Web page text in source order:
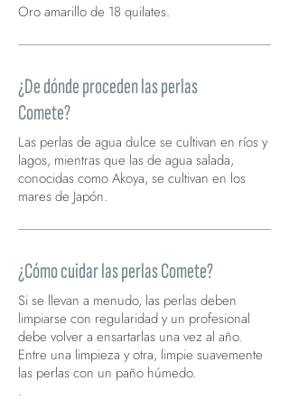
Oro amarillo de 18 quilates.
¿De dónde proceden las perlas
Comete?
Las perlas de agua dulce se cultivan en ríos y
lagos, mientras que las de agua salada,
conocidas como Akoya, se cultivan en los
mares de Japón.
¿Cómo cuidar las perlas Comete?
Si se llevan a menudo, las perlas deben
limpiarse con regularidad y un profesional
debe volver a ensartarlas una vez al año.
Entre una limpieza y otra, limpie suavemente
las perlas con un paño húmedo.
.